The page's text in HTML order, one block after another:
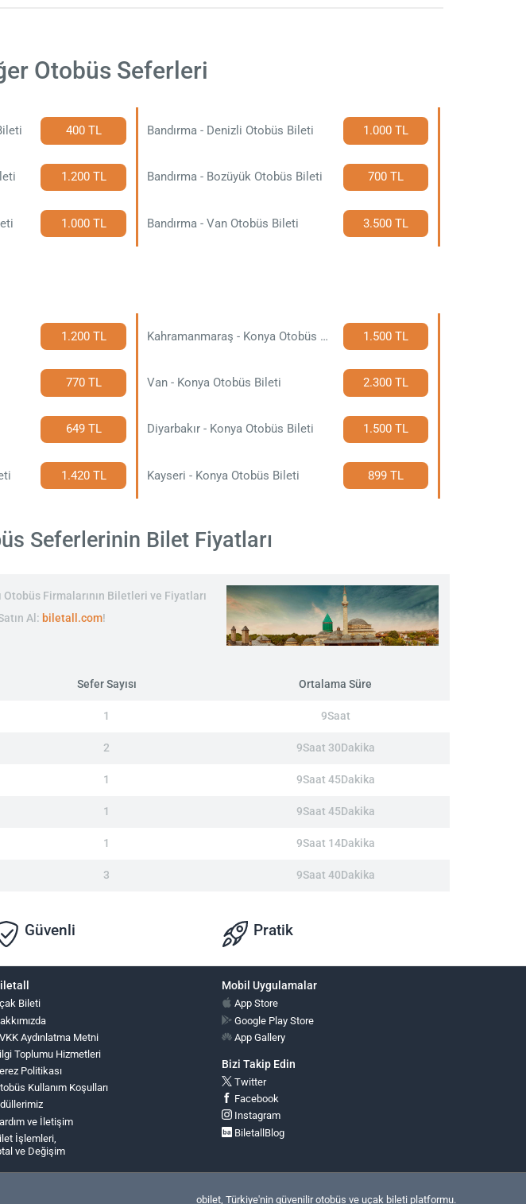
Otobüs Seferleri
400 TL Bandırma - Denizli Otobüs Bileti 1.000 TL
1.200 TL Bandırma - Bozüyük Otobüs Bileti 700 TL
1.000 TL Bandırma - Van Otobüs Bileti 3.500 TL
1.200 TL Kahramanmaraş - Konya Otobüs Bileti 1.500 TL
770 TL Van - Konya Otobüs Bileti 2.300 TL
649 TL Diyarbakır - Konya Otobüs Bileti 1.500 TL
1.420 TL Kayseri - Konya Otobüs Bileti 899 TL
Seferlerinin Bilet Fiyatları
Firmalarının Biletleri ve Fiyatları
Al: biletall.com!
Sefer Sayısı Ortalama Süre
1 9Saat
2 9Saat 30Dakika
1 9Saat 45Dakika
1 9Saat 45Dakika
1 9Saat 14Dakika
3 9Saat 40Dakika
Güvenli Pratik
Bileti
Aydınlatma Metni
Toplumu Hizmetleri
Politikası
Kullanım Koşulları
ve İletişim
İşlemleri,
ve Değişim
Mobil Uygulamalar
App Store
Google Play Store
App Gallery
Bizi Takip Edin
Twitter
Facebook
Instagram
BiletallBlog
obilet, Türkiye'nin güvenilir otobüs ve uçak bileti platformu.